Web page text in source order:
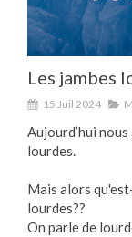
Les jambes
15 Juil 2024
Aujourd’hui
lourdes.
Mais alors
lourdes??
On parle de